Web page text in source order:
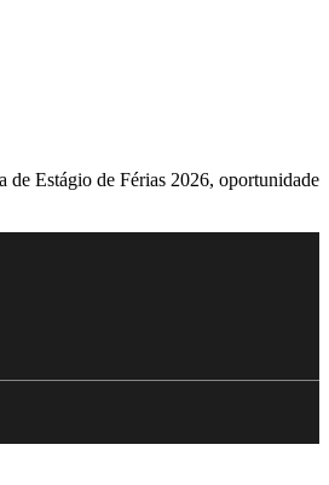
de Estágio de Férias 2026, oportunidade